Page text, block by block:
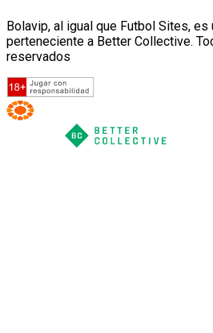
Bolavip, al igual que Futbol Sites, es
perteneciente a Better Collective.
reservados